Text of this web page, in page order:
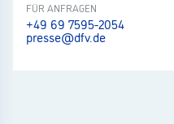
FÜR ANFRAGEN
+49 69 7595-2054
presse@dfv.de